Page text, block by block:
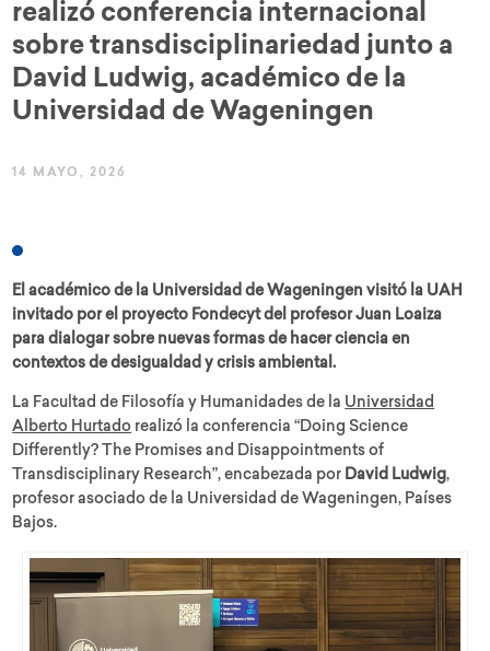
realizó conferencia internacional
sobre transdisciplinariedad junto a
David Ludwig, académico de la
Universidad de Wageningen
14 MAYO, 2026
El académico de la Universidad de Wageningen visitó la UAH
invitado por el proyecto Fondecyt del profesor Juan Loaiza
para dialogar sobre nuevas formas de hacer ciencia en
contextos de desigualdad y crisis ambiental.
La Facultad de Filosofía y Humanidades de la Universidad
Alberto Hurtado realizó la conferencia “Doing Science
Differently? The Promises and Disappointments of
Transdisciplinary Research”, encabezada por David Ludwig,
profesor asociado de la Universidad de Wageningen, Países
Bajos.